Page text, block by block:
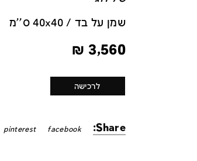
שמן על בד / 40x40 ס''מ
3,560
₪
לרכישה
Share:
facebook
pinterest